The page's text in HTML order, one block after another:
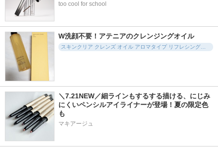
too cool for school
W洗顔不要！アテニアのクレンジングオイル
＼7.21NEW／細ラインもするする描ける、にじみ
にくいペンシルアイライナーが登場！夏の限定色
も
マキアージュ